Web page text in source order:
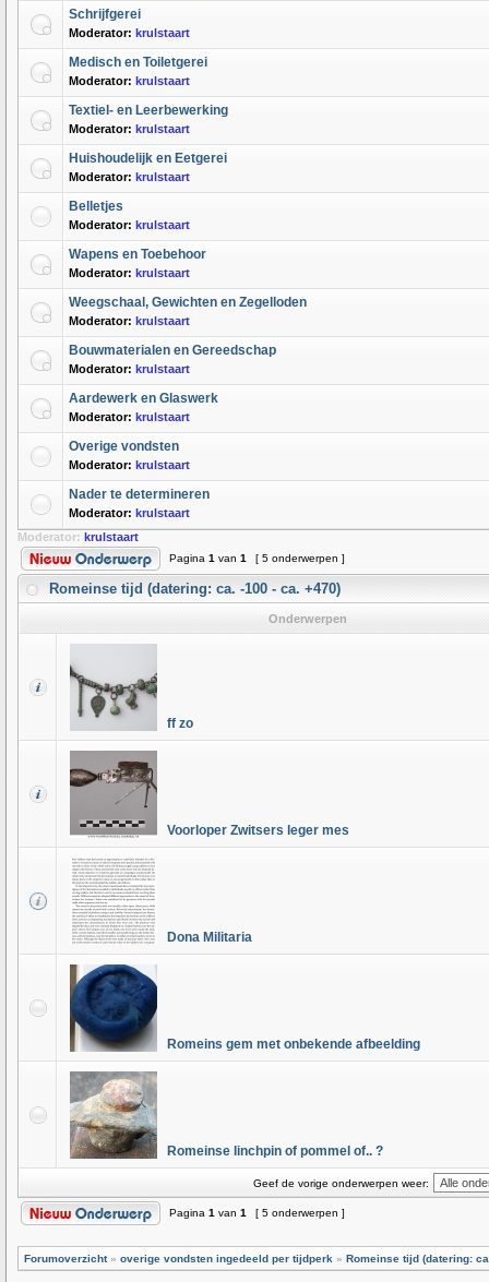
Schrijfgerei
Moderator: krulstaart
Medisch en Toiletgerei
Moderator: krulstaart
Textiel- en Leerbewerking
Moderator: krulstaart
Huishoudelijk en Eetgerei
Moderator: krulstaart
Belletjes
Moderator: krulstaart
Wapens en Toebehoor
Moderator: krulstaart
Weegschaal, Gewichten en Zegelloden
Moderator: krulstaart
Bouwmaterialen en Gereedschap
Moderator: krulstaart
Aardewerk en Glaswerk
Moderator: krulstaart
Overige vondsten
Moderator: krulstaart
Nader te determineren
Moderator: krulstaart
Moderator: krulstaart
Pagina 1 van 1 [ 5 onderwerpen ]
Romeinse tijd (datering: ca. -100 - ca. +470)
Onderwerpen
ff zo
Voorloper Zwitsers leger mes
Dona Militaria
Romeins gem met onbekende afbeelding
Romeinse linchpin of pommel of.. ?
Geef de vorige onderwerpen weer:
Pagina 1 van 1 [ 5 onderwerpen ]
Forumoverzicht» overige vondsten ingedeeld per tijdperk » Romeinse tijd (datering: